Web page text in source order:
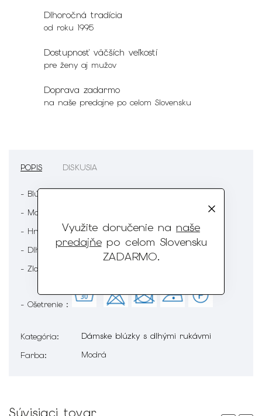
Využite doručenie na naše
predajňepo celom Slovensku
ZADARMO.
Dlhoročná tradícia
od roku 1995
Dostupnosť väčších veľkostí
pre ženy aj mužov
Doprava zadarmo
na naše predajne po celom Slovensku
POPIS DISKUSIA
- Blúzka
- Modrá farba
- Hnedý vzor
- Dlhý rukáv
- Zloženie : 95% Bavlna 5% Elastan
- Ošetrenie :
Kategória:
Dámske blúzky s dlhými rukávmi
Farba: Modrá
Súvisiaci tovar